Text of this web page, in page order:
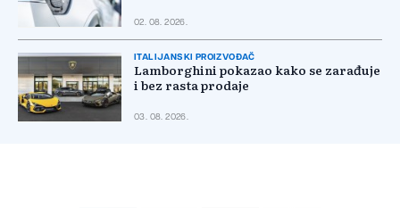
02. 08. 2026.
ITALIJANSKI PROIZVOĐAČ
Lamborghini pokazao kako se zarađuje
i bez rasta prodaje
03. 08. 2026.